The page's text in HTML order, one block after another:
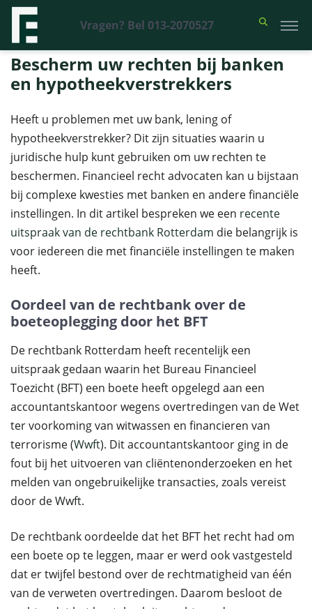
Vragen? Bel 013-2070527
Financieel Recht Advocaten >Uitspraken>Bescherm uw rechten bij
banken en hypotheekverstrekkers
Bescherm uw rechten bij banken
en hypotheekverstrekkers
Heeft u problemen met uw bank, lening of
hypotheekverstrekker? Dit zijn situaties waarin u
juridische hulp kunt gebruiken om uw rechten te
beschermen. Financieel recht advocaten kan u bijstaan
bij complexe kwesties met banken en andere financiële
instellingen. In dit artikel bespreken we een recente
uitspraak van de rechtbank Rotterdam die belangrijk is
voor iedereen die met financiële instellingen te maken
heeft.
Oordeel van de rechtbank over de
boeteoplegging door het BFT
De rechtbank Rotterdam heeft recentelijk een
uitspraak gedaan waarin het Bureau Financieel
Toezicht (BFT) een boete heeft opgelegd aan een
accountantskantoor wegens overtredingen van de Wet
ter voorkoming van witwassen en financieren van
terrorisme (Wwft). Dit accountantskantoor ging in de
fout bij het uitvoeren van cliëntenonderzoeken en het
melden van ongebruikelijke transacties, zoals vereist
door de Wwft.
De rechtbank oordeelde dat het BFT het recht had om
een boete op te leggen, maar er werd ook vastgesteld
dat er twijfel bestond over de rechtmatigheid van één
van de verweten overtredingen. Daarom besloot de